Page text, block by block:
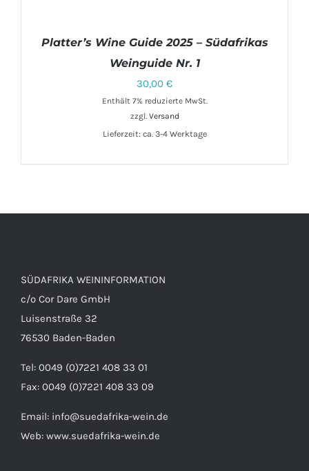
Platter’s Wine Guide 2025 – Südafrikas
Weinguide Nr. 1
30,00 €
Enthält 7% reduzierte MwSt.
zzgl. Versand
Lieferzeit: ca. 3-4 Werktage
SÜDAFRIKA WEININFORMATION
c/o Cor Dare GmbH
Luisenstraße 32
76530 Baden-Baden
Tel: 0049 (0)7221 408 33 01
Fax: 0049 (0)7221 408 33 09
Email: info@suedafrika-wein.de
Web: www.suedafrika-wein.de